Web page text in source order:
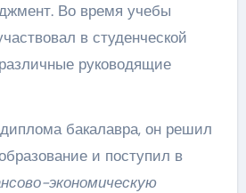
Во время учебы
в студенческой
руководящие
бакалавра, он решил
и поступил в
экономическую